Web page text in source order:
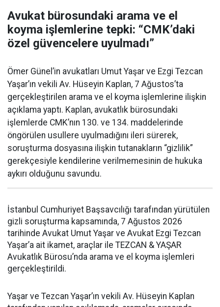
Avukat bürosundaki arama ve el
koyma işlemlerine tepki: “CMK’daki
özel güvencelere uyulmadı”
Ömer Günel’in avukatları Umut Yaşar ve Ezgi Tezcan
Yaşar’ın vekili Av. Hüseyin Kaplan, 7 Ağustos’ta
gerçekleştirilen arama ve el koyma işlemlerine ilişkin
açıklama yaptı. Kaplan, avukatlık bürosundaki
işlemlerde CMK’nın 130. ve 134. maddelerinde
öngörülen usullere uyulmadığını ileri sürerek,
soruşturma dosyasına ilişkin tutanakların “gizlilik”
gerekçesiyle kendilerine verilmemesinin de hukuka
aykırı olduğunu savundu.
İstanbul Cumhuriyet Başsavcılığı tarafından yürütülen
gizli soruşturma kapsamında, 7 Ağustos 2026
tarihinde Avukat Umut Yaşar ve Avukat Ezgi Tezcan
Yaşar’a ait ikamet, araçlar ile TEZCAN & YAŞAR
Avukatlık Bürosu’nda arama ve el koyma işlemleri
gerçekleştirildi.
Yaşar ve Tezcan Yaşar’ın vekili Av. Hüseyin Kaplan